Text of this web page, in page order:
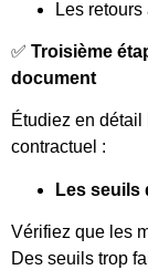
Les
✅ Troisième
document
Étudiez en
contractuel :
Les seuils
Vérifiez que les
Des seuils trop